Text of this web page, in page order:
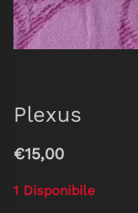
Plexus
€15,00
1 Disponibile